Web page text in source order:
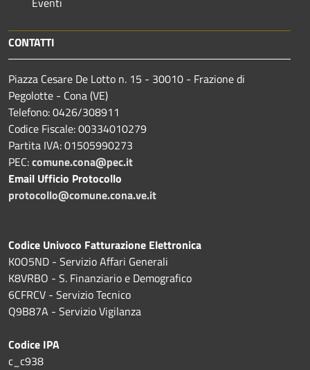
CONTATTI
Piazza Cesare De Lotto n. 15 - 30010 - Frazione di
Pegolotte - Cona (VE)
Telefono: 0426/308911
Codice Fiscale: 00334010279
Partita IVA: 01505990273
PEC:comune.cona@pec.it
Email Ufficio Protocollo
protocollo@comune.cona.ve.it
Codice Univoco Fatturazione Elettronica
K0O5ND - Servizio Affari Generali
K8VRBO - S. Finanziario e Demografico
6CFRCV - Servizio Tecnico
Q9B87A - Servizio Vigilanza
Codice IPA
c_c938